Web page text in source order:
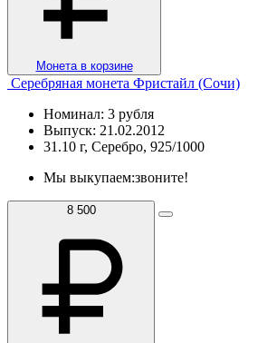
Монета в корзине
Серебряная монета Фристайл (Сочи)
Номинал: 3 рубля
Выпуск: 21.02.2012
31.10 г, Серебро, 925/1000
Мы выкупаем:звоните!
8 500